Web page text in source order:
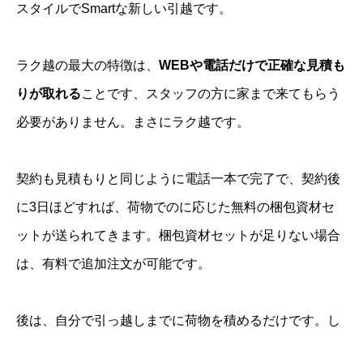
March 8, 2020
突然浮上して何の話？だけど、引越を考えてい
メしない
運んでもらえるか自分の運試しをしたい方や、
スタイルでSmartな新しい引越です。
ラク越の最大の特徴は、 WEBや電話だけで正確な見積も
りが取れることです、スタッフの方に家まで来てもらう
必要がありません。まさにラク越です。
契約も見積もりと同じように電話一本で完了で、契約後
に3日ほどすれば、荷物でのに応じた無料の梱包資材セ
ットが送られてきます。梱包資材セットが足りない場合
は、有料で追加注文が可能です。
後は、自分で引っ越しまでに荷物を積めるだけです。し